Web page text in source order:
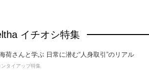
イチオシ特集
荷さんと学ぶ 日常に潜む“人身取引”のリアル
ンタイアップ特集